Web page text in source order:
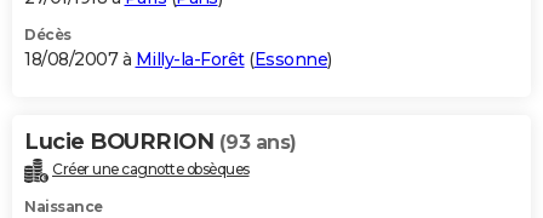
Décès
18/08/2007 à Milly-la-Forêt(Essonne)
Lucie BOURRION (93 ans)
Créer une cagnotte obsèques
Naissance